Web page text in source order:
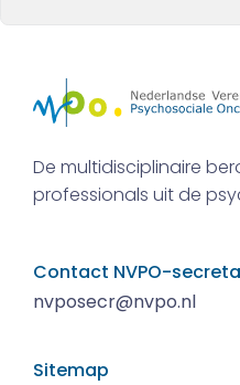
De multidisciplinaire
professionals uit de
Contact NVPO-
nvposecr@nvpo.nl
Sitemap